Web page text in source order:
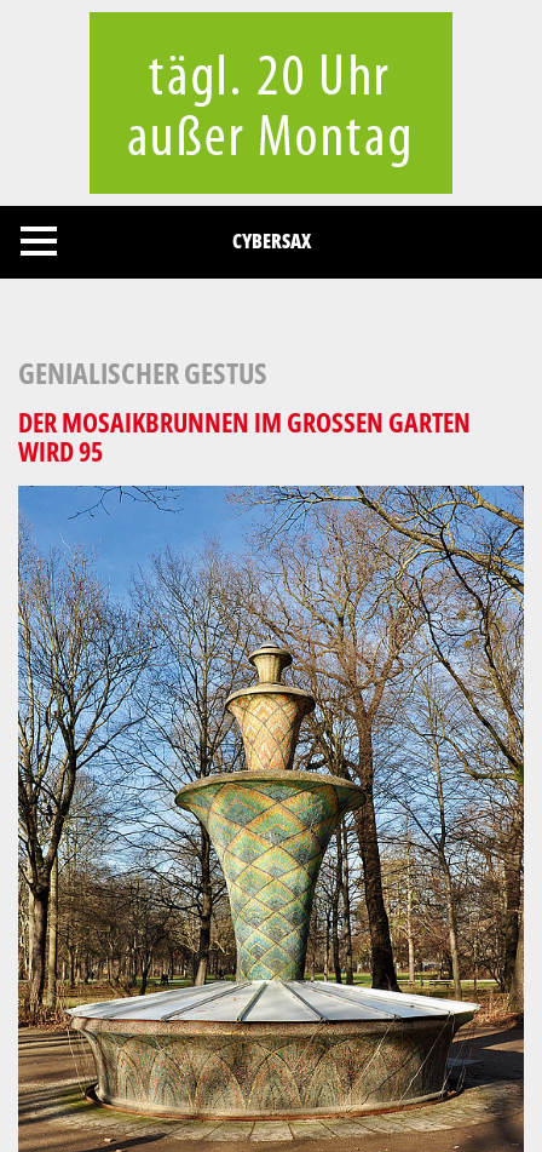
CYBERSAX
GENIALISCHER GESTUS
DER MOSAIKBRUNNEN IM GROSSEN GARTEN W
IRD 95
Cookies management panel